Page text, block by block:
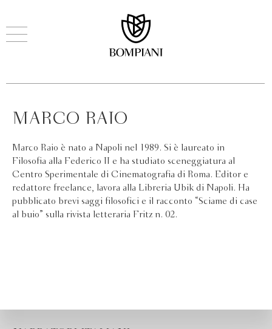
MARCO RAIO
Marco Raio è nato a Napoli nel 1989. Si è laureato in
Filosofia alla Federico II e ha studiato sceneggiatura al
Centro Sperimentale di Cinematografia di Roma. Editor e
redattore freelance, lavora alla Libreria Ubik di Napoli. Ha
pubblicato brevi saggi filosofici e il racconto “Sciame di case
al buio” sulla rivista letteraria Fritz n. 02.